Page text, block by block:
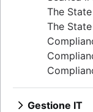
I 5
The
The
Gestione IT